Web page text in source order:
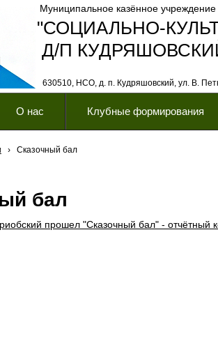
"СОЦИАЛЬНО-
630510, НСО, д. п. Кудряшовский, ул. В.
Муниципальное казённое учреждение
Д/П
О нас Клубные формирования
› Сказочный бал
бал
прошел "Сказочный бал" - отчётный